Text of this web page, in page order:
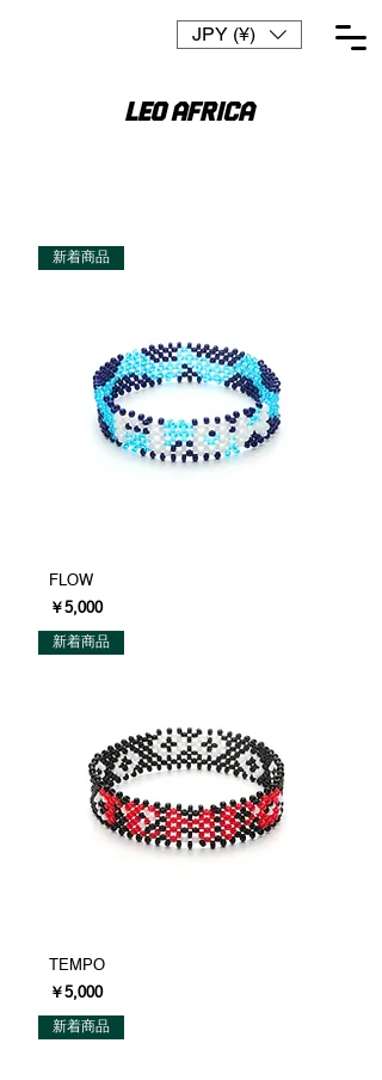
JPY (¥)
新着商品
FLOW
価格
￥5,000
新着商品
TEMPO
価格
￥5,000
新着商品